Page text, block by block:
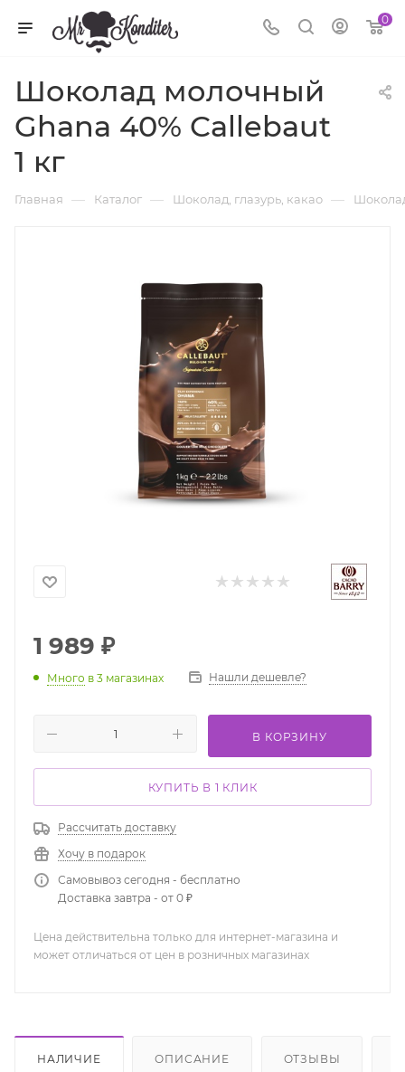
0
Шоколад молочный
Ghana 40% Callebaut
1 кг
Главная — Каталог — Шоколад, глазурь, какао —
1 989 ₽
Много в 3 магазинах Нашли дешевле?
В КОРЗИНУ
КУПИТЬ В 1 КЛИК
Рассчитать доставку
Хочу в подарок
Самовывоз сегодня - бесплатно
Доставка завтра - от 0 ₽
Цена действительна только для интернет-магазина и
может отличаться от цен в розничных магазинах
НАЛИЧИЕ ОПИСАНИЕ ОТЗЫВЫ